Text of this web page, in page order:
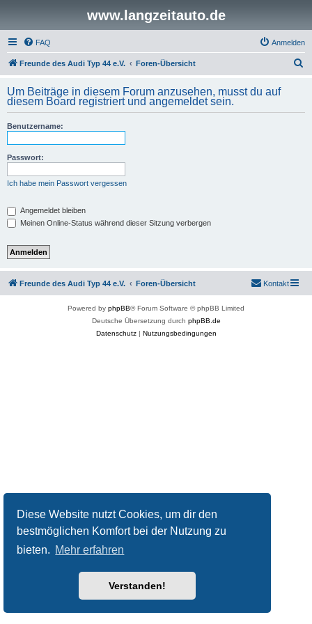
Diese Website nutzt Cookies, um dir den
bestmöglichen Komfort bei der Nutzung zu
bieten. Mehr erfahren
Verstanden!
www.langzeitauto.de
FAQ Anmelden
Freunde des Audi Typ 44 e.V. Foren-Übersicht
h
Um Beiträge in diesem Forum anzusehen, musst du auf
diesem Board registriert und angemeldet sein.
Benutzername:
Passwort:
Ich habe mein Passwort vergessen
Angemeldet bleiben
Meinen Online-Status während dieser Sitzung verbergen
Freunde des Audi Typ 44 e.V. Foren-Übersicht Kontakt
Powered by phpBB® Forum Software © phpBB Limited
Deutsche Übersetzung durch phpBB.de
Datenschutz| Nutzungsbedingungen